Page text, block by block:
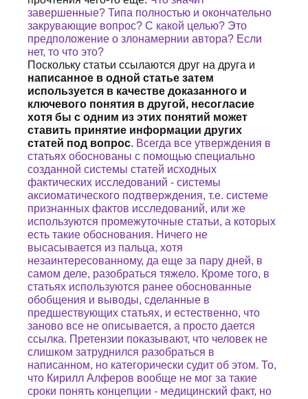
завершенные? Типа полностью и окончательно
закрувающие вопрос? С какой целью? Это
предположение о злонамернии автора? Если
нет, то что это?
Поскольку статьи ссылаются друг на друга и
написанное в одной статье затем
используется в качестве доказанного и
ключевого понятия в другой, несогласие
хотя бы с одним из этих понятий может
ставить принятие информации других
статей под вопрос. Всегда все утверждения в
статьях обоснованы с помощью специально
созданной системы статей исходных
фактических исследований - системы
аксиоматического подтверждения, т.е. системе
признанных фактов исследований, или же
используются промежуточные статьи, а которых
есть такие обоснования. Ничего не
высасывается из пальца, хотя
незаинтересованному, да еще за пару дней, в
самом деле, разобраться тяжело. Кроме того, в
статьях используются ранее обоснованные
обобщения и выводы, сделанные в
предшествующих статьях, и естественно, что
заново все не описывается, а просто дается
ссылка. Претензии показывают, что человек не
слишком затруднился разобраться в
написанном, но категорически судит об этом. То,
что Кирилл Алферов вообще не мог за такие
сроки понять концепции - медицинский факт, но